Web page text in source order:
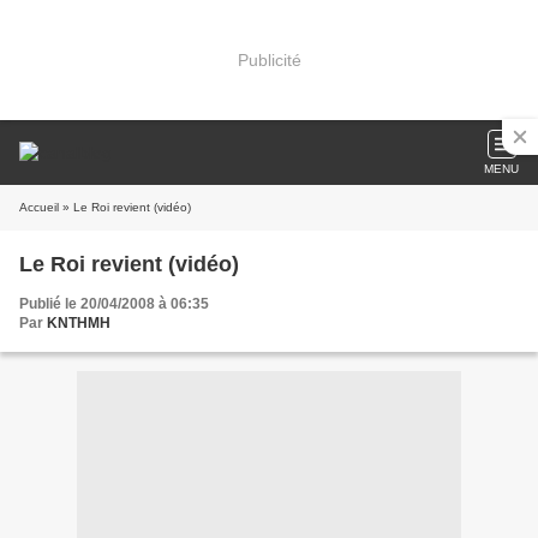
Publicité
MENU
Accueil » Le Roi revient (vidéo)
Le Roi revient (vidéo)
Publié le 20/04/2008 à 06:35
Par KNTHMH